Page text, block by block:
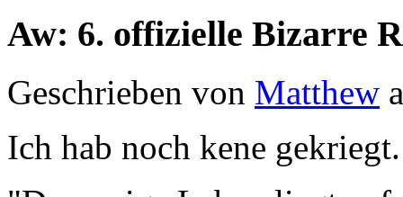
Aw: 6. offizielle Bizarre
Geschrieben von Matthew
Ich hab noch kene gekriegt.